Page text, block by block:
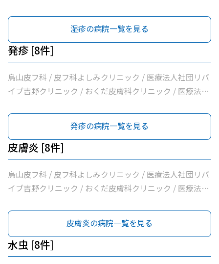
/ みずき皮膚科
湿疹の病院一覧を見る
発疹 [8件]
烏山皮フ科 / 皮フ科よしみクリニック / 医療法人社団リバ
イブ吉野クリニック / おくだ皮膚科クリニック / 医療法人
/ みずき皮膚科
発疹の病院一覧を見る
皮膚炎 [8件]
烏山皮フ科 / 皮フ科よしみクリニック / 医療法人社団リバ
イブ吉野クリニック / おくだ皮膚科クリニック / 医療法人
/ みずき皮膚科
皮膚炎の病院一覧を見る
水虫 [8件]